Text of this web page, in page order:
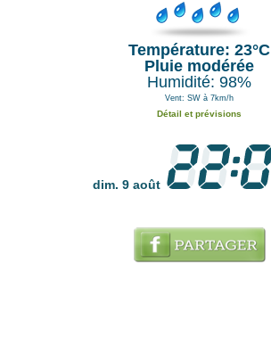
Température: 23°C
Pluie modérée
Humidité: 98%
Vent: SW à 7km/h
Détail et prévisions
dim. 9 août